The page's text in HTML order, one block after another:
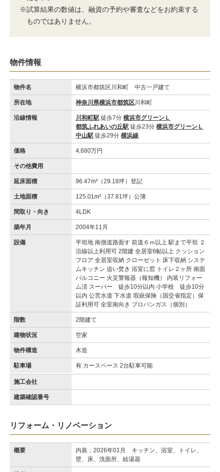
※試算結果の数値は、融資の予約や審査などをお約束する
ものではありません。
物件情報
物件名 横浜市都筑区川和町 中古一戸建て
所在地 神奈川県横浜市都筑区川和町
沿線情報 川和町駅 徒歩7分横浜市グリーンＬ
都筑ふれあいの丘駅 徒歩23分横浜市グリーンＬ
中山駅 徒歩29分横浜線
価格 4,680万円
その他費用
延床面積 96.47m²（29.18坪）登記
土地面積 125.01m²（37.81坪）公簿
間取り・向き 4LDK
築年月 2004年11月
設備
平坦地 南側道路面す 前道６ｍ以上 駅まで平坦 ２
沿線以上利用可 2階建 全居室6帖以上 クッション
フロア 全居室収納 クローゼット 床下収納 システ
ムキッチン 追い焚き 浴室に窓 トイレ２ヶ所 南面
バルコニー 火災警報器（報知機） 内装リフォー
ム済 スーパー 徒歩10分以内 小学校 徒歩10分
以内 公営水道 下水道 瑕疵保険（国交省指定）保
証利用可 全室南向き プロパンガス（個別）
階数 2階建て
建物状況 空家
物件構造 木造
駐車場 有 カースペース 2台駐車可能
施工会社
建築確認番号
リフォーム・リノベーション
概要
内装：2026年01月 キッチン、浴室、トイレ、
壁、床、洗面所、給湯器